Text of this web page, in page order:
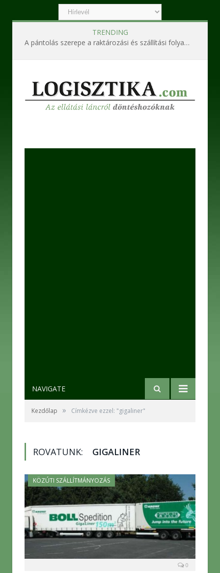
TRENDING
A pántolás szerepe a raktározási és szállítási folyamatokban
NAVIGATE
Kezdőlap » Címkézve ezzel: "gigaliner"
ROVATUNK: GIGALINER
KÖZÚTI SZÁLLÍTMÁNYOZÁS
0